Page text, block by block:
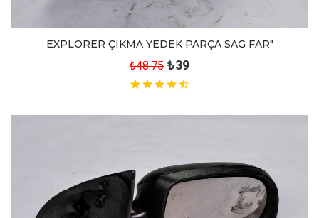
EXPLORER ÇIKMA YEDEK PARÇA SAG FAR"
₺48.75 ₺39